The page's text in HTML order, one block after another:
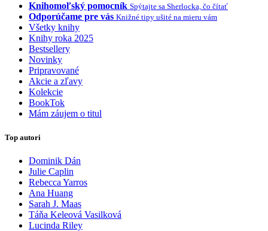
Knihomoľský pomocník Spýtajte sa Sherlocka, čo čítať
Odporúčame pre vás Knižné tipy ušité na mieru vám
Všetky knihy
Knihy roka 2025
Bestsellery
Novinky
Pripravované
Akcie a zľavy
Kolekcie
BookTok
Mám záujem o titul
Top autori
Dominik Dán
Julie Caplin
Rebecca Yarros
Ana Huang
Sarah J. Maas
Táňa Keleová Vasilková
Lucinda Riley